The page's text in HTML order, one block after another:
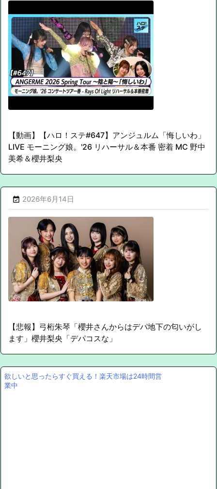
【動画】【ハロ！ステ#647】アンジュルム「悔しいわ」
LIVE モーニング娘。'26 リハーサル＆本番 密着 MC 野中
美希＆櫻井梨央
 2026年6月14日
【悲報】弓桁朱琴「櫻井さんからはデパ地下の匂いがし
ます」櫻井梨央「デパコスな」
欲しいと思ったらすぐ買える！楽天市場は24時間営
業中